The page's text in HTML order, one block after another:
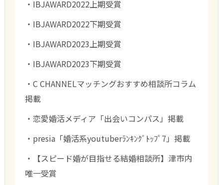
・IBJAWARD2022上期受賞
・IBJAWARD2022下期受賞
・IBJAWARD2023上期受賞
・IBJAWARD2023下期受賞
・C CHANNELマッチングおすすめ相談所コラム
掲載
・恋愛婚活メディア「出会いコンパス」掲載
・presia「婚活系youtuberﾗﾝｷﾝｸﾞﾄｯﾌﾟ7」掲載
・【スピード婚が目指せる結婚相談所】津市内
唯一受賞